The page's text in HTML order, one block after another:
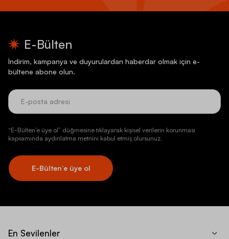
E-Bülten
İndirim, kampanya ve duyurulardan haberdar olmak için e-
bültene abone olun.
“E-Bülten’e üye ol” düğmesine tıklayarak kişisel verilerin korunması
kapsamında aydınlatma metnini kabul etmiş olursunuz.
E-Bülten’e üye ol
En Sevilenler